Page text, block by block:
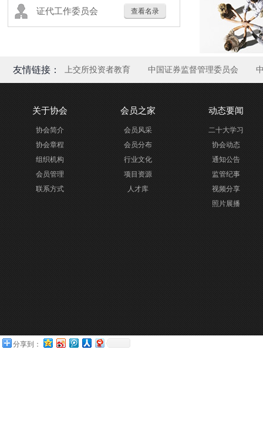
证代工作委员会 查看名录
友情链接： 上交所投资者教育 中国证券监督管理委员会
关于协会
协会简介
协会章程
组织机构
会员管理
联系方式
会员之家
会员风采
会员分布
行业文化
项目资源
人才库
动态要闻
二十大学习
协会动态
通知公告
监管纪事
视频分享
照片展播
分享到：